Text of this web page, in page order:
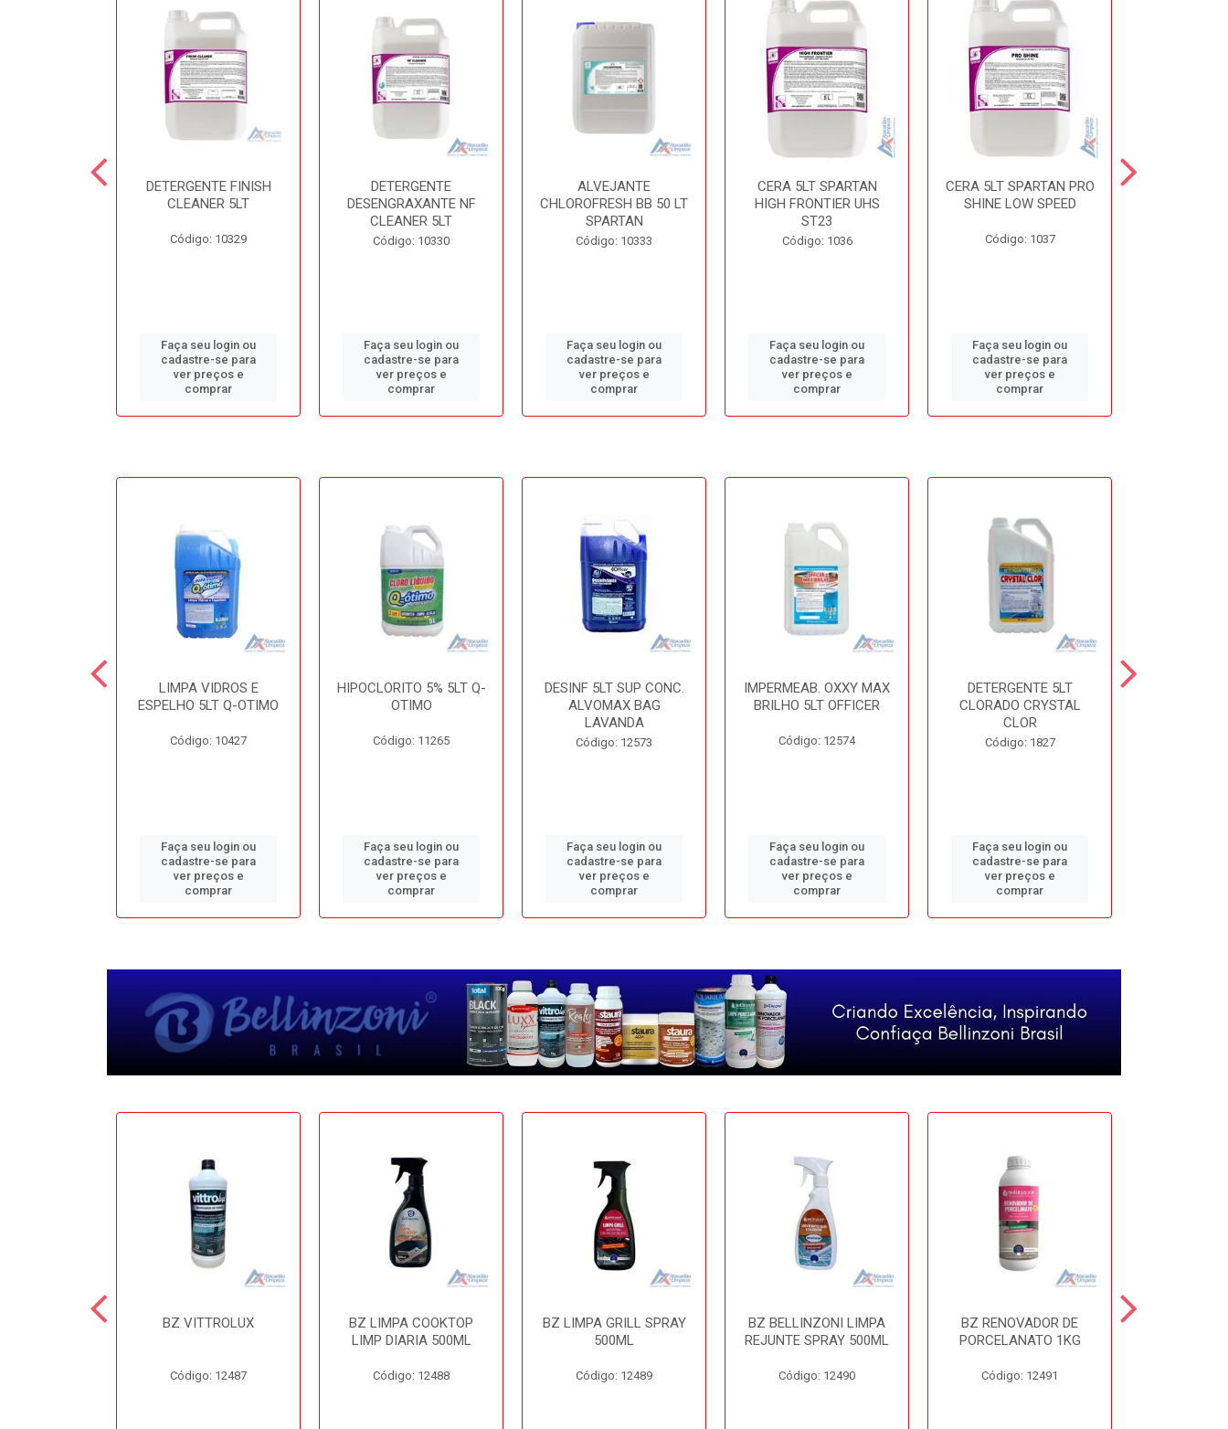
DETERGENTE FINISH
CLEANER 5LT
Código: 10329
Faça seu login ou
cadastre-se para
ver preços e
comprar
DETERGENTE
DESENGRAXANTE NF
CLEANER 5LT
Código: 10330
Faça seu login ou
cadastre-se para
ver preços e
comprar
ALVEJANTE
CHLOROFRESH BB 50 LT
SPARTAN
Código: 10333
Faça seu login ou
cadastre-se para
ver preços e
comprar
CERA 5LT SPARTAN
HIGH FRONTIER UHS
ST23
Código: 1036
Faça seu login ou
cadastre-se para
ver preços e
comprar
CERA 5LT SPARTAN PRO
SHINE LOW SPEED
Código: 1037
Faça seu login ou
cadastre-se para
ver preços e
comprar
LIMPA VIDROS E
ESPELHO 5LT Q-OTIMO
Código: 10427
Faça seu login ou
cadastre-se para
ver preços e
comprar
HIPOCLORITO 5% 5LT Q-
OTIMO
Código: 11265
Faça seu login ou
cadastre-se para
ver preços e
comprar
DESINF 5LT SUP CONC.
ALVOMAX BAG
LAVANDA
Código: 12573
Faça seu login ou
cadastre-se para
ver preços e
comprar
IMPERMEAB. OXXY MAX
BRILHO 5LT OFFICER
Código: 12574
Faça seu login ou
cadastre-se para
ver preços e
comprar
DETERGENTE 5LT
CLORADO CRYSTAL
CLOR
Código: 1827
Faça seu login ou
cadastre-se para
ver preços e
comprar
BZ VITTROLUX
Código: 12487
BZ LIMPA COOKTOP
LIMP DIARIA 500ML
Código: 12488
BZ LIMPA GRILL SPRAY
500ML
Código: 12489
BZ BELLINZONI LIMPA
REJUNTE SPRAY 500ML
Código: 12490
BZ RENOVADOR DE
PORCELANATO 1KG
Código: 12491